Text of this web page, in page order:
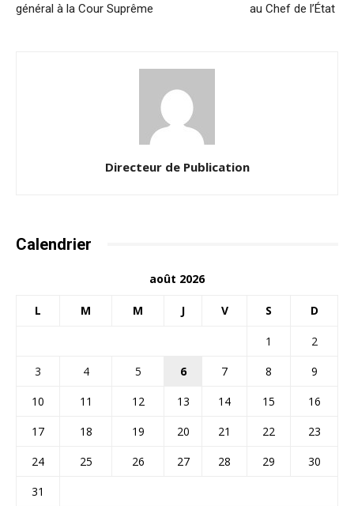
général à la Cour Suprême
au Chef de l’État
Directeur de Publication
Calendrier
août 2026
L M M J V S D
1
2
3
4 5 6 7 8
9
10
11 12 13 14 15
16
17
18 19 20 21 22
23
24
25 26 27 28 29
30
31